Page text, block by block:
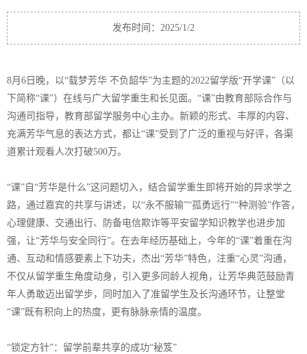
发布时间：2025/1/2
8月6日晚，以“载梦芳华 不负韶华”为主题的2022留学版“开学课”（以
下简称“课”）在线与广大留学重生和长见面。“课”由教育部际合作与
沟通司指导，教育部留学服务中心主办。新颖的形式、丰厚的内容、
充满芳华气息的表达方式，都让“课”受到了广泛的重视与好评，各渠
道累计观看人次打破500万。
“课”自“芳华是什么”这问题切入，结合留学重生即将开始的异求学之
路，通过嘉宾的共享与讲述，以“永不服输”“孤勇远行”“种测验”作答，
心理健康、交通出行、防备电信欺诈等平安留学知识教学也进步加
强，让“芳华与安全同行”。在去年经历基础上，今年的“课”着重在沟
通、互动和情感要素上下功夫，杰出“芳华”特色，注重“心灵”沟通，
不仅从留学重生角度动身，引入更多同龄人视角，让芳华典范鼓励青
年人勇敢迈出留学步，同时加入了准留学生及长沟通环节，让整堂
“课”既有积向上的热度，更有脉脉亲情的温度。
“锁定方针”：留学前辈共享的成功“秘笈”